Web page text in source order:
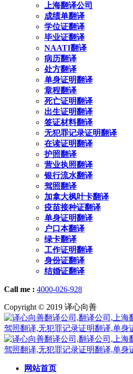
上海翻译公司
成绩单翻译
学位证翻译
毕业证翻译
NAATI翻译
病历翻译
处方翻译
单身证明翻译
章程翻译
死亡证明翻译
出生证明翻译
签证材料翻译
无犯罪记录证明翻译
在读证明翻译
护照翻译
营业执照翻译
银行流水翻译
驾照翻译
加拿大枫叶卡翻译
疫苗接种证翻译
单身证明翻译
户口本翻译
绿卡翻译
工作证明翻译
身份证翻译
结婚证翻译
Call me : 4000-026-928
Copyright © 2019 译心向善
网站首页